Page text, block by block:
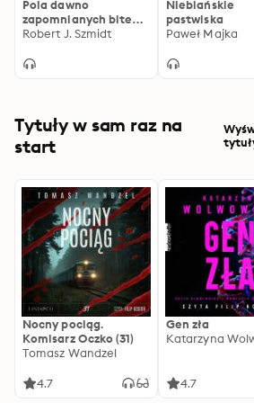
Pola dawno
zapomnianych bitew.
Łatwo być bogiem
Robert J. Szmidt
Niebiańskie
pastwiska
Paweł Majka
Tytuły w sam raz na
start
Nocny pociąg.
Komisarz Oczko (31)
Tomasz Wandzel
4.7
Gen zła
Katarzyna
4.7